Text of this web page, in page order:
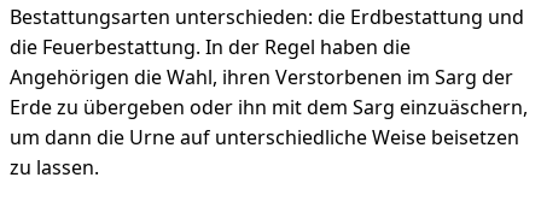
Bestattungsarten unterschieden: die Erdbestattung und
die Feuerbestattung. In der Regel haben die
Angehörigen die Wahl, ihren Verstorbenen im Sarg der
Erde zu übergeben oder ihn mit dem Sarg einzuäschern,
um dann die Urne auf unterschiedliche Weise beisetzen
zu lassen.